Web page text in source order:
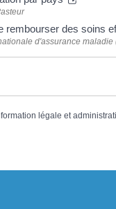
rembourser des soins
d'assurance maladie
légale et